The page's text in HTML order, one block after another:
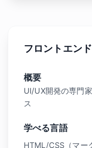
フロントエン
概要
UI/UX開発の専門
ス
学べる言語
HTML/CSS（マー